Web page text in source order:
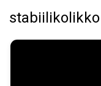
stabiilikolikko